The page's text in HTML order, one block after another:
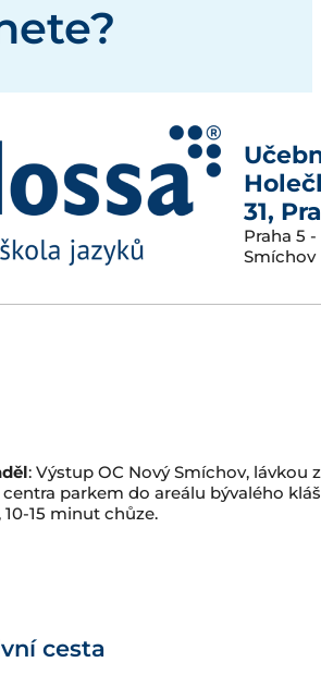
31,
Praha 5 -
Smíchov
: Výstup OC Nový Smíchov, lávkou z
parkem do areálu bývalého
10-15 minut chůze.
cesta